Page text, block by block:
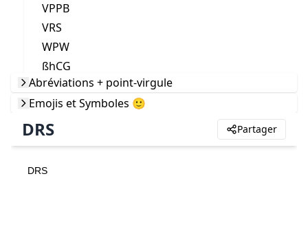
VPPB
VRS
WPW
ßhCG
Abréviations + point-virgule
Emojis et Symboles 🙂
DRS Partager
DRS